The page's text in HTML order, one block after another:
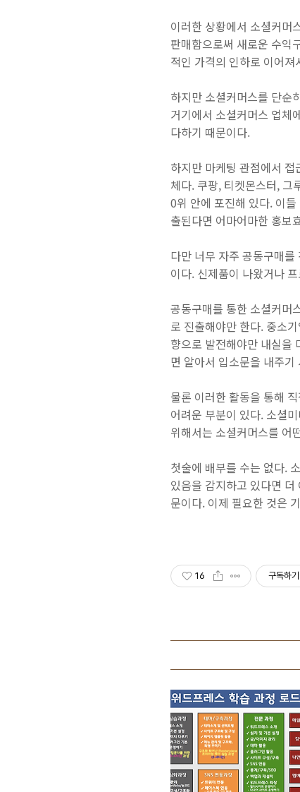
이러한 상황에서 소셜커머
판매함으로써 새로운 수익
적인 가격의 인하로 이어
하지만 소셜커머스를 단순
거기에서 소셜커머스 업체
다하기 때문이다.
하지만 마케팅 관점에서
체다. 쿠팡, 티켓몬스터, 그
0위 안에 포진해 있다. 이
출된다면 어마어마한 홍보
다만 너무 자주 공동구매
이다. 신제품이 나왔거나
공동구매를 통한 소셜커머
로 진출해야만 한다. 중소
향으로 발전해야만 내실을
면 알아서 입소문을 내주기
물론 이러한 활동을 통해
어려운 부분이 있다. 소셜
위해서는 소셜커머스를 어
첫술에 배부를 수는 없다.
있음을 감지하고 있다면
문이다. 이제 필요한 것은
16 구독하기